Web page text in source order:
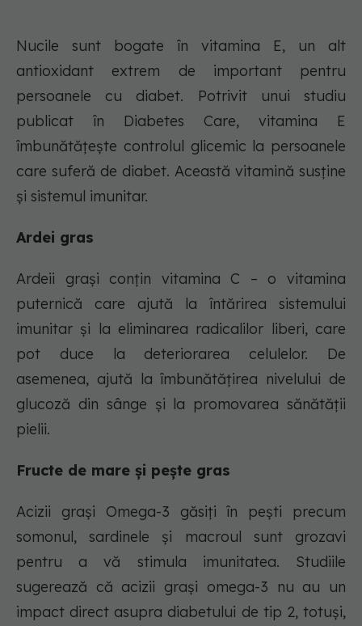
Nucile sunt bogate în vitamina E, un alt
antioxidant extrem de important pentru
persoanele cu diabet. Potrivit unui studiu
publicat în Diabetes Care, vitamina E
îmbunătățește controlul glicemic la persoanele
care suferă de diabet. Această vitamină susține
și sistemul imunitar.
Ardei gras
Ardeii grași conțin vitamina C – o vitamina
puternică care ajută la întărirea sistemului
imunitar și la eliminarea radicalilor liberi, care
pot duce la deteriorarea celulelor. De
asemenea, ajută la îmbunătățirea nivelului de
glucoză din sânge și la promovarea sănătății
pielii.
Fructe de mare și pește gras
Acizii grași Omega-3 găsiți în pești precum
somonul, sardinele și macroul sunt grozavi
pentru a vă stimula imunitatea. Studiile
sugerează că acizii grași omega-3 nu au un
impact direct asupra diabetului de tip 2, totuși,